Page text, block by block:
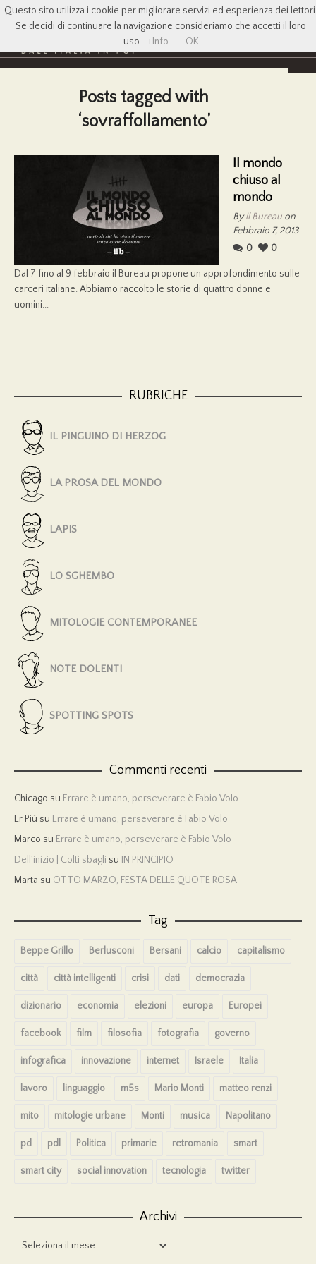
Posts tagged with
‘sovraffollamento’
Il mondo
chiuso al
mondo
Byil Bureau on
Febbraio 7, 2013
0
0
Dal 7 fino al 9 febbraio il Bureau propone un approfondimento sulle
carceri italiane. Abbiamo raccolto le storie di quattro donne e
uomini...
RUBRICHE
IL PINGUINO DI HERZOG
LA PROSA DEL MONDO
LAPIS
LO SGHEMBO
MITOLOGIE CONTEMPORANEE
NOTE DOLENTI
SPOTTING SPOTS
Commenti recenti
Chicago su Errare è umano, perseverare è Fabio Volo
Er Più su Errare è umano, perseverare è Fabio Volo
Marco su Errare è umano, perseverare è Fabio Volo
Dell’inizio | Colti sbagli su IN PRINCIPIO
Marta su OTTO MARZO, FESTA DELLE QUOTE ROSA
Tag
Beppe Grillo Berlusconi Bersani calcio capitalismo
città città intelligenti crisi dati democrazia
dizionario economia elezioni europa Europei
facebook film filosofia fotografia governo
infografica innovazione internet Israele Italia
lavoro linguaggio m5s Mario Monti matteo renzi
mito mitologie urbane Monti musica Napolitano
pd pdl Politica primarie retromania smart
smart city social innovation tecnologia twitter
Archivi
Archivi
Questo sito utilizza i cookie per migliorare servizi ed esperienza dei
Se decidi di continuare la navigazione consideriamo che accetti il loro
uso. +Info OK